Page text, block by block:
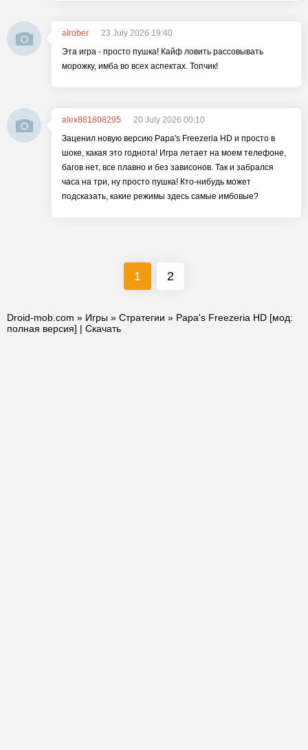
alrober
23 July 2026 19:40
Эта игра - просто пушка! Кайф ловить рассовывать
морожку, имба во всех аспектах. Топчик!
alex881808295
20 July 2026 00:10
Заценил новую версию Papa's Freezeria HD и просто в
шоке, какая это годнота! Игра летает на моем телефоне,
багов нет, все плавно и без зависонов. Так и забрался
часа на три, ну просто пушка! Кто-нибудь может
подсказать, какие режимы здесь самые имбовые?
1 2
Droid-mob.com » Игры » Стратегии » Papa's Freezeria HD [мод:
полная версия] | Скачать